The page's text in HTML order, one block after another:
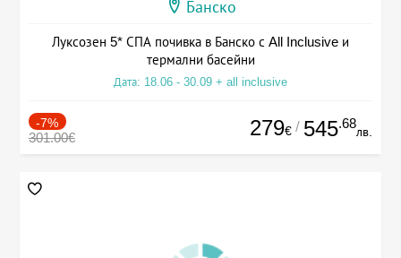
Банско
Луксозен 5* СПА почивка в Банско с All Inclusive и
термални басейни
Дата: 18.06 - 30.09 + all inclusive
-7%
301.00€ 279€ / 545.68
лв.